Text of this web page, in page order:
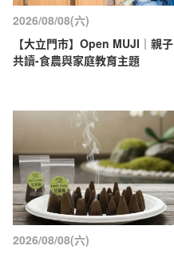
2026/08/08(六)
【大立門市】Open MUJI｜親子
共讀-食農與家庭教育主題
2026/08/08(六)